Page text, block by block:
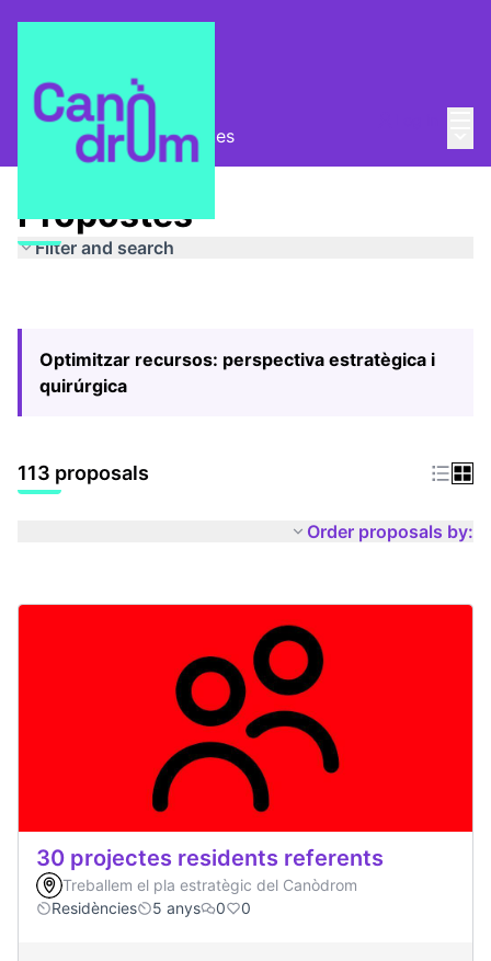
Pla Estratègic Propostes
Propostes
Filter and search
Optimitzar recursos: perspectiva estratègica i
quirúrgica
113 proposals
Order proposals by:
30 projectes residents referents
Treballem el pla estratègic del Canòdrom
Residències
5 anys 0 0